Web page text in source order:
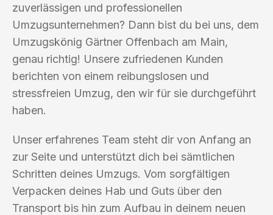
zuverlässigen und professionellen
Umzugsunternehmen? Dann bist du bei uns, dem
Umzugskönig Gärtner Offenbach am Main,
genau richtig! Unsere zufriedenen Kunden
berichten von einem reibungslosen und
stressfreien Umzug, den wir für sie durchgeführt
haben.
Unser erfahrenes Team steht dir von Anfang an
zur Seite und unterstützt dich bei sämtlichen
Schritten deines Umzugs. Vom sorgfältigen
Verpacken deines Hab und Guts über den
Transport bis hin zum Aufbau in deinem neuen